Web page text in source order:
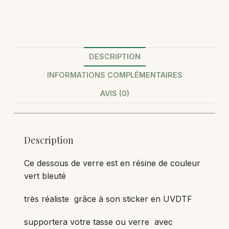
DESCRIPTION
INFORMATIONS COMPLÉMENTAIRES
AVIS (0)
Description
Ce dessous de verre est en résine de couleur
vert bleuté
très réaliste grâce à son sticker en UVDTF
supportera votre tasse ou verre avec